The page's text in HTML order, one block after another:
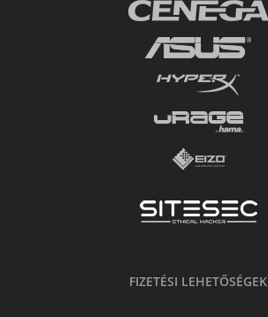
FIZETÉSI LEHETŐSÉGEK